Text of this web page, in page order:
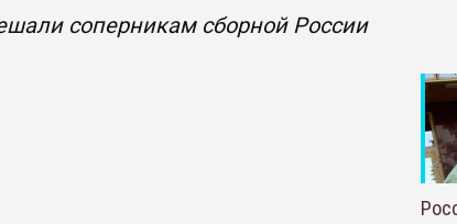
соперникам сборной России